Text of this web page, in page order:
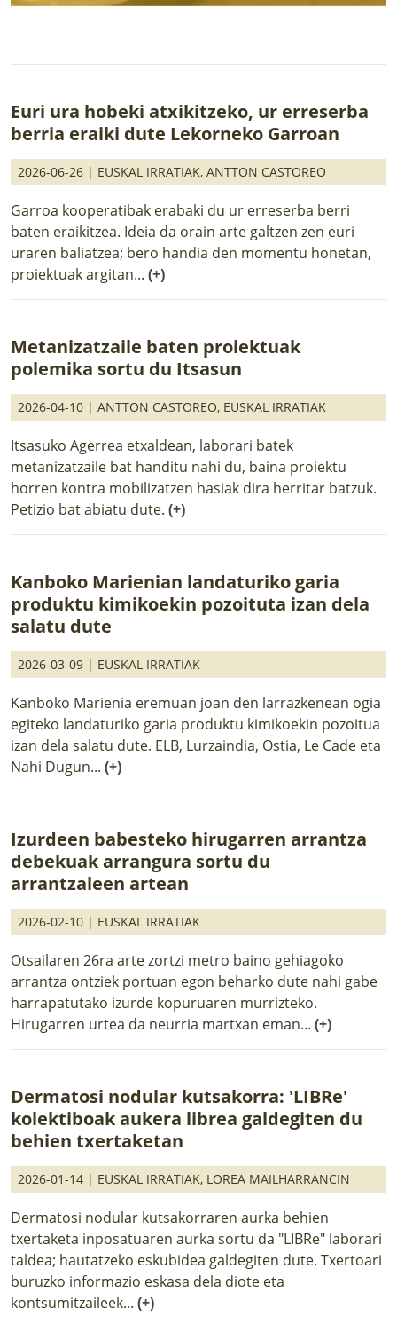
Euri ura hobeki atxikitzeko, ur erreserba
berria eraiki dute Lekorneko Garroan
2026-06-26 | EUSKAL IRRATIAK, ANTTON CASTOREO
Garroa kooperatibak erabaki du ur erreserba berri
baten eraikitzea. Ideia da orain arte galtzen zen euri
uraren baliatzea; bero handia den momentu honetan,
proiektuak argitan... (+)
Metanizatzaile baten proiektuak
polemika sortu du Itsasun
2026-04-10 | ANTTON CASTOREO, EUSKAL IRRATIAK
Itsasuko Agerrea etxaldean, laborari batek
metanizatzaile bat handitu nahi du, baina proiektu
horren kontra mobilizatzen hasiak dira herritar batzuk.
Petizio bat abiatu dute. (+)
Kanboko Marienian landaturiko garia
produktu kimikoekin pozoituta izan dela
salatu dute
2026-03-09 | EUSKAL IRRATIAK
Kanboko Marienia eremuan joan den larrazkenean ogia
egiteko landaturiko garia produktu kimikoekin pozoitua
izan dela salatu dute. ELB, Lurzaindia, Ostia, Le Cade eta
Nahi Dugun... (+)
Izurdeen babesteko hirugarren arrantza
debekuak arrangura sortu du
arrantzaleen artean
2026-02-10 | EUSKAL IRRATIAK
Otsailaren 26ra arte zortzi metro baino gehiagoko
arrantza ontziek portuan egon beharko dute nahi gabe
harrapatutako izurde kopuruaren murrizteko.
Hirugarren urtea da neurria martxan eman... (+)
Dermatosi nodular kutsakorra: 'LIBRe'
kolektiboak aukera librea galdegiten du
behien txertaketan
2026-01-14 | EUSKAL IRRATIAK, LOREA MAILHARRANCIN
Dermatosi nodular kutsakorraren aurka behien
txertaketa inposatuaren aurka sortu da "LIBRe" laborari
taldea; hautatzeko eskubidea galdegiten dute. Txertoari
buruzko informazio eskasa dela diote eta
kontsumitzaileek... (+)